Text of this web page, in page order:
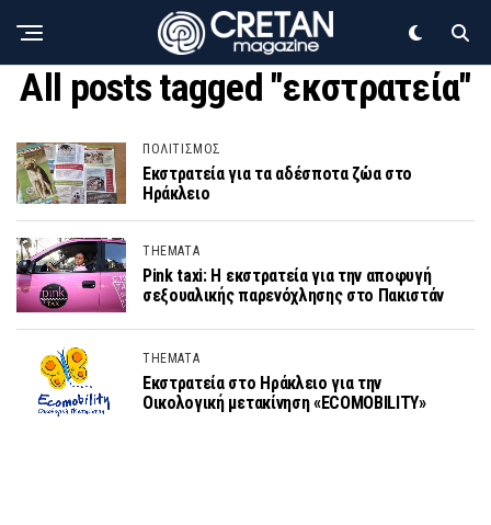
All posts tagged "εκστρατεία"
ΠΟΛΙΤΙΣΜΟΣ
Εκστρατεία για τα αδέσποτα ζώα στο
Ηράκλειο
THEMATA
Pink taxi: Η εκστρατεία για την αποφυγή
σεξουαλικής παρενόχλησης στο Πακιστάν
THEMATA
Εκστρατεία στο Ηράκλειο για την
Οικολογική μετακίνηση «ECOMOBILITY»